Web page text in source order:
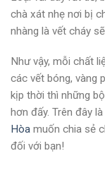
chà xát nhẹ nơi bị
nhàng là vết cháy
Như vậy, mỗi chất
các vết bóng, vàng
kịp thời thì những
hơn đấy. Trên đây
Hòa muốn chia sẻ
đối với bạn!